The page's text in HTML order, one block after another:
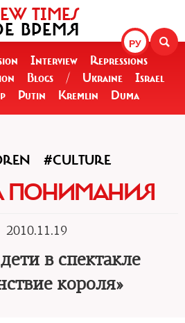
РУ
TIMES
ВРЕМЯ
Interview
Repressions
Blogs / Ukraine
Israel
Putin Kremlin Duma
#CULTURE
ПОНИМАНИЯ
2010.11.19
в спектакле
короля»